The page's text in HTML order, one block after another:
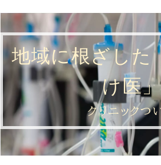
地域に根ざした
け医
クリニックつ